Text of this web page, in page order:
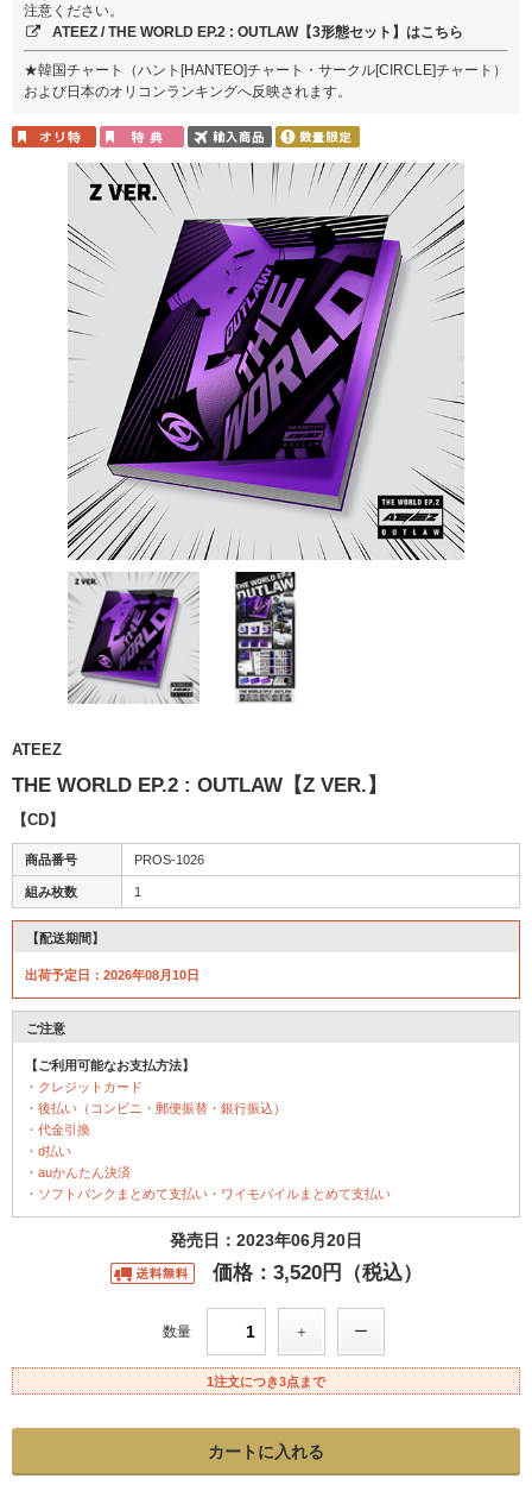
注意ください。
ATEEZ / THE WORLD EP.2 : OUTLAW【3形態セット】はこちら
★韓国チャート（ハント[HANTEO]チャート・サークル[CIRCLE]チャート）
および日本のオリコンランキングへ反映されます。
ATEEZ
THE WORLD EP.2 : OUTLAW【Z VER.】
【CD】
商品番号 PROS-1026
組み枚数 1
【配送期間】
出荷予定日：2026年08月10日
ご注意
【ご利用可能なお支払方法】
・クレジットカード
・後払い（コンビニ・郵便振替・銀行振込）
・代金引換
・d払い
・auかんたん決済
・ソフトバンクまとめて支払い・ワイモバイルまとめて支払い
発売日：2023年06月20日
価格：3,520円（税込）
数量
1注文につき3点まで